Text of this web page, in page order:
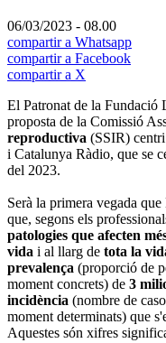
06/03/2023 - 08.00
compartir a Whatsapp
compartir a Facebook
compartir a X
El Patronat de la Fundació
proposta de la Comissió
reproductiva (SSIR)
i Catalunya Ràdio, que se
del 2023.
Serà la primera vegada
que, segons els
patologies que afecten
vida i al llarg de tota la
prevalença (proporció de
moment concrets) de 3
incidència (nombre de
moment determinats) que
Aquestes són xifres